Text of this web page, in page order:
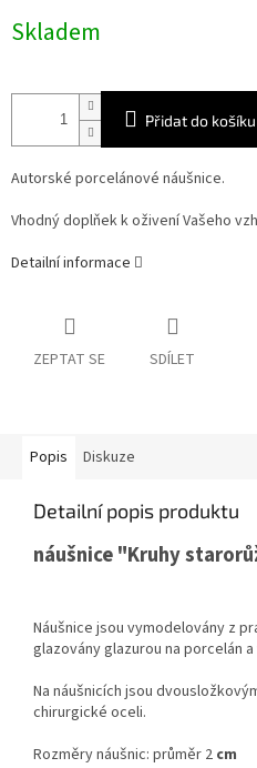
cena:
Skladem
Přidat do košíku
Autorské porcelánové náušnice.
Vhodný doplňek k oživení Vašeho
Detailní informace
ZEPTAT SE SDÍLET
Popis Diskuze
Detailní popis produktu
náušnice "Kruhy
Náušnice jsou vymodelovány z
glazovány glazurou na porcelán
Na náušnicích jsou
chirurgické oceli.
Rozměry náušnic: průměr 2 cm